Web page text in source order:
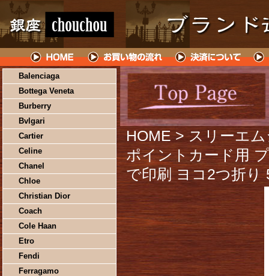
Balenciaga
Bottega Veneta
Burberry
Bvlgari
Cartier
Celine
Chanel
Chloe
Christian Dior
Coach
Cole Haan
Etro
Fendi
Ferragamo
HOME > スリーエ
ポイントカード用
で印刷 ヨコ2つ折り